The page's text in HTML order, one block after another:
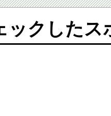
ックしたス